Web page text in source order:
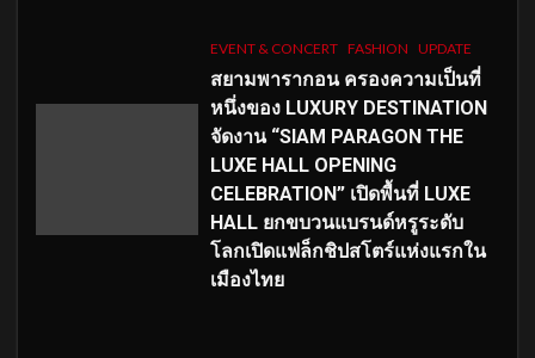
EVENT & CONCERT FASHION UPDATE
สยามพารากอน ครองความเป็นที่
หนึ่งของ LUXURY DESTINATION
จัดงาน “SIAM PARAGON THE
LUXE HALL OPENING
CELEBRATION” เปิดพื้นที่ LUXE
HALL ยกขบวนแบรนด์หรูระดับ
โลกเปิดแฟล็กชิปสโตร์แห่งแรกใน
เมืองไทย